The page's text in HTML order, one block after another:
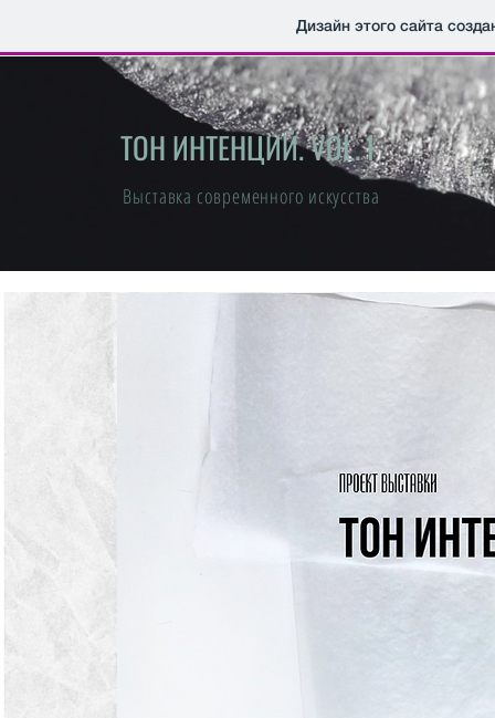
Дизайн этого сайта
ТОН ИНТЕНЦИЙ. VOL. I
Выставка современного искусства